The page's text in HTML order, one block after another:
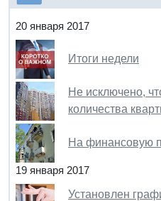
20 января 2017
Итоги недели
Не исключено,
количества
На финансовую
19 января 2017
Установлен